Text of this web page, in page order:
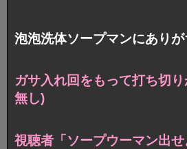
泡泡洗体ソープマンにありが
ガサ入れ回をもって打ち切
無し)
視聴者「ソープウーマン出